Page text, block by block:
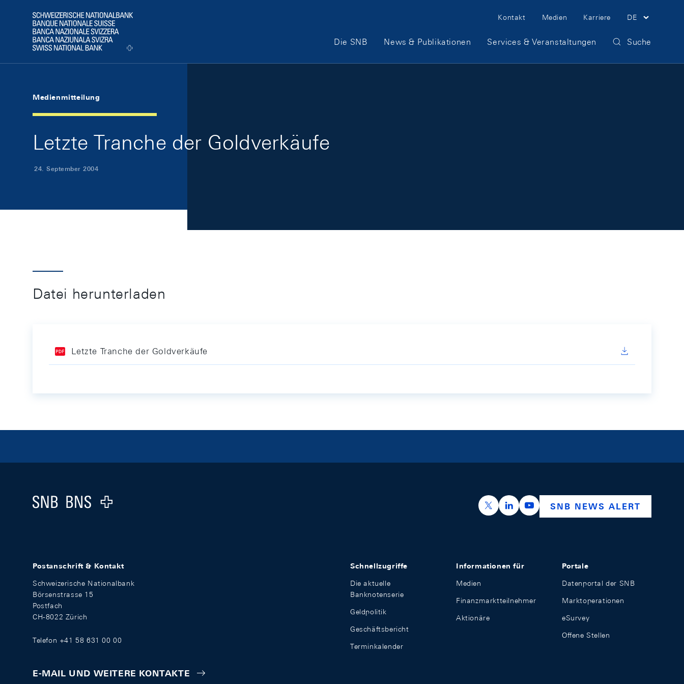
Logo
Meta Navigation
Kontakt Medien Karriere DE
Hauptnavigation
Die SNB News & Publikationen Services & Veranstaltungen Suche
Medienmitteilung
Letzte Tranche der Goldverkäufe
24. September 2004
Datei herunterladen
Letzte Tranche der Goldverkäufe
Logo
https://x.com/snb_bns
https://ch.linkedin.com/company/swiss-
https://www.youtube.com/
SNB NEWS ALERT
Postanschrift & Kontakt
Schweizerische Nationalbank
Börsenstrasse 15
Postfach
CH-8022 Zürich
Telefon +41 58 631 00 00
E-MAIL UND WEITERE KONTAKTE
Schnellzugriffe
Die aktuelle
Banknotenserie
Geldpolitik
Geschäftsbericht
Terminkalender
Informationen für
Medien
Finanzmarktteilnehmer
Aktionäre
Portale
Datenportal der SNB
Marktoperationen
eSurvey
Offene Stellen